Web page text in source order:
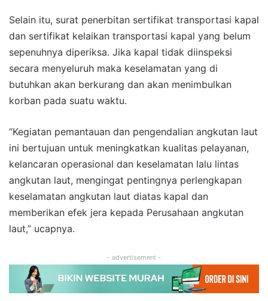
Selain itu, surat penerbitan sertifikat transportasi kapal
dan sertifikat kelaikan transportasi kapal yang belum
sepenuhnya diperiksa. Jika kapal tidak diinspeksi
secara menyeluruh maka keselamatan yang di
butuhkan akan berkurang dan akan menimbulkan
korban pada suatu waktu.
“Kegiatan pemantauan dan pengendalian angkutan laut
ini bertujuan untuk meningkatkan kualitas pelayanan,
kelancaran operasional dan keselamatan lalu lintas
angkutan laut, mengingat pentingnya perlengkapan
keselamatan angkutan laut diatas kapal dan
memberikan efek jera kepada Perusahaan angkutan
laut,” ucapnya.
- advertisement -